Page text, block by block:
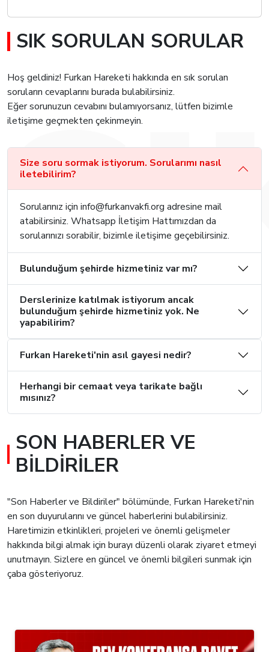
SIK SORULAN SORULAR
Hoş geldiniz! Furkan Hareketi hakkında en sık sorulan
soruların cevaplarını burada bulabilirsiniz.
Eğer sorunuzun cevabını bulamıyorsanız, lütfen bizimle
iletişime geçmekten çekinmeyin.
Size soru sormak istiyorum. Sorularımı nasıl
iletebilirim?
Sorularınız için info@furkanvakfi.org adresine mail
atabilirsiniz. Whatsapp İletişim Hattımızdan da
sorularınızı sorabilir, bizimle iletişime geçebilirsiniz.
Bulunduğum şehirde hizmetiniz var mı?
Derslerinize katılmak istiyorum ancak
bulunduğum şehirde hizmetiniz yok. Ne
yapabilirim?
Furkan Hareketi'nin asıl gayesi nedir?
Herhangi bir cemaat veya tarikate bağlı
mısınız?
SON HABERLER VE
BILDIRILER
"Son Haberler ve Bildiriler" bölümünde, Furkan Hareketi'nin
en son duyurularını ve güncel haberlerini bulabilirsiniz.
Haretimizin etkinlikleri, projeleri ve önemli gelişmeler
hakkında bilgi almak için burayı düzenli olarak ziyaret etmeyi
unutmayın. Sizlere en güncel ve önemli bilgileri sunmak için
çaba gösteriyoruz.